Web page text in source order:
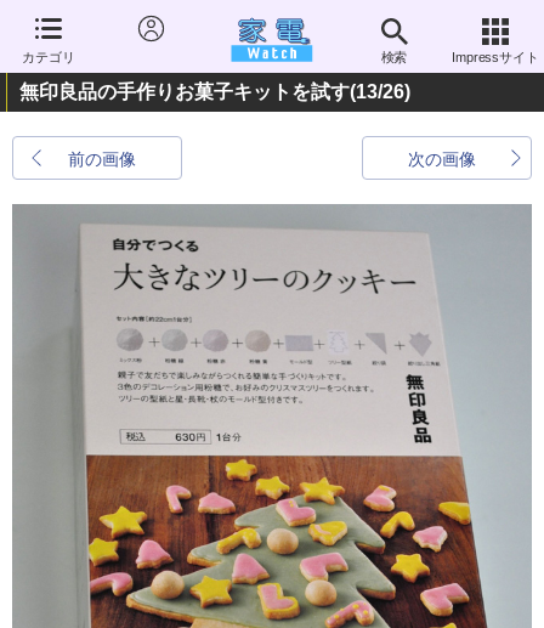
カテゴリ 検索 Impressサイト
無印良品の手作りお菓子キットを試す(13/26)
前の画像 次の画像